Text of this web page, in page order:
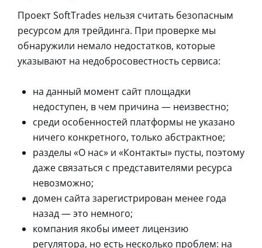
Проект SoftTrades нельзя считать безопасным
ресурсом для трейдинга. При проверке мы
обнаружили немало недостатков, которые
указывают на недобросовестность сервиса:
на данный момент сайт площадки
недоступен, в чем причина — неизвестно;
среди особенностей платформы не указано
ничего конкретного, только абстрактное;
разделы «О нас» и «Контакты» пусты, поэтому
даже связаться с представителями ресурса
невозможно;
домен сайта зарегистрирован менее года
назад — это немного;
компания якобы имеет лицензию
регулятора, но есть несколько проблем: на